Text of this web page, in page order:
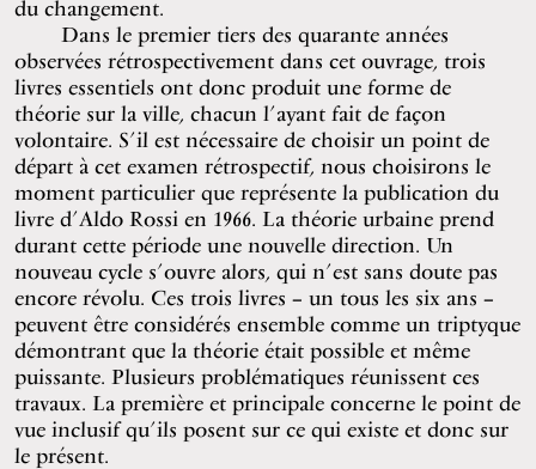
du changement.
Dans le premier tiers des quarante années
observées rétrospectivement dans cet ouvrage, trois
livres essentiels ont donc produit une forme de
théorie sur la ville, chacun l’ayant fait de façon
volontaire. S’il est nécessaire de choisir un point de
départ à cet examen rétrospectif, nous choisirons le
moment particulier que représente la publication du
livre d’Aldo Rossi en 1966. La théorie urbaine prend
durant cette période une nouvelle direction. Un
nouveau cycle s’ouvre alors, qui n’est sans doute pas
encore révolu. Ces trois livres – un tous les six ans –
peuvent être considérés ensemble comme un triptyque
démontrant que la théorie était possible et même
puissante. Plusieurs problématiques réunissent ces
travaux. La première et principale concerne le point de
vue inclusif qu’ils posent sur ce qui existe et donc sur
le présent.